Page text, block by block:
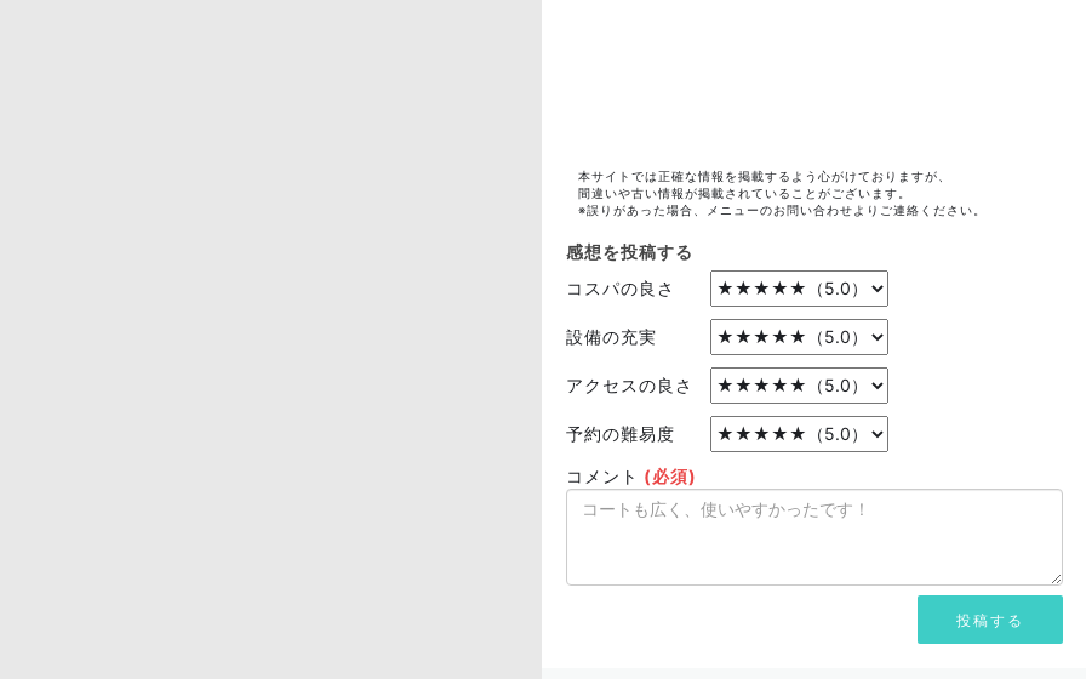
本サイトでは正確な情報を掲載するよう心がけておりますが、
間違いや古い情報が掲載されていることがございます。
※誤りがあった場合、メニューのお問い合わせよりご連絡ください。
感想を投稿する
コスパの良さ
設備の充実
アクセスの良さ
予約の難易度
コメント (必須)